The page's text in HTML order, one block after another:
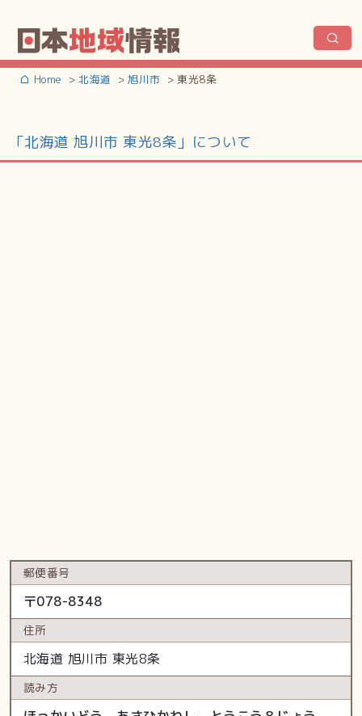
Home 北海道 旭川市 東光8条
「北海道 旭川市 東光8条」について
郵便番号
〒078-8348
住所
北海道 旭川市 東光8条
読み方